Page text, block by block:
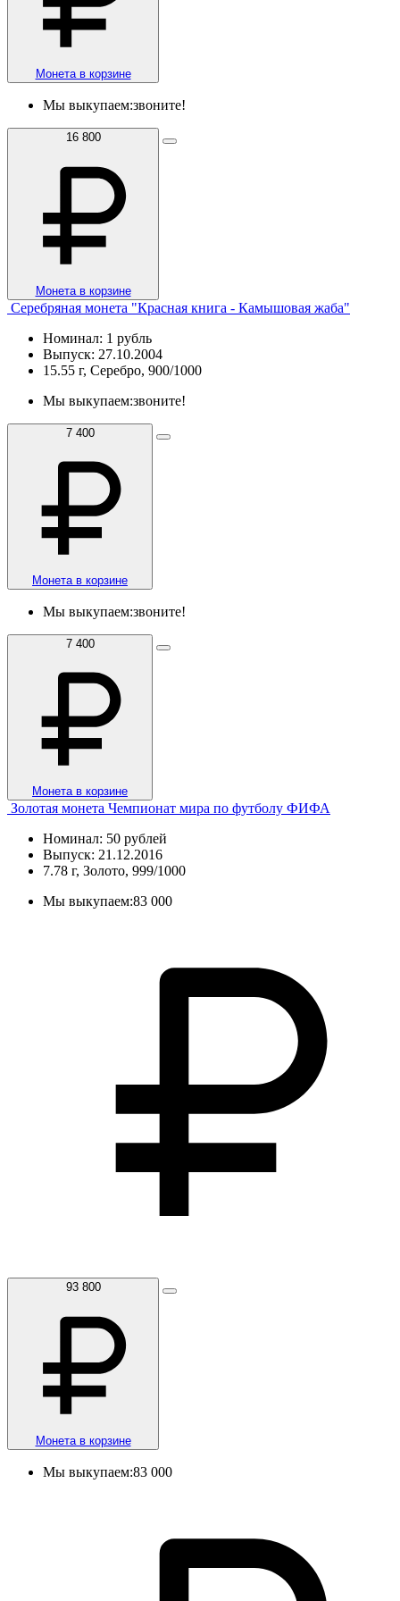
Монета в корзине
Мы выкупаем:звоните!
16 800
Монета в корзине
Серебряная монета "Красная книга - Камышовая жаба"
Номинал: 1 рубль
Выпуск: 27.10.2004
15.55 г, Серебро, 900/1000
Мы выкупаем:звоните!
7 400
Монета в корзине
Мы выкупаем:звоните!
7 400
Монета в корзине
Золотая монета Чемпионат мира по футболу ФИФА
Номинал: 50 рублей
Выпуск: 21.12.2016
7.78 г, Золото, 999/1000
Мы выкупаем:83 000
93 800
Монета в корзине
Мы выкупаем:83 000